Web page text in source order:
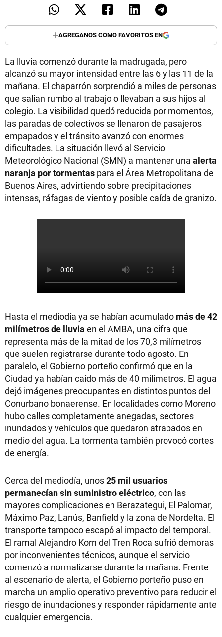
AGREGANOS COMO FAVORITOS EN
La lluvia comenzó durante la madrugada, pero
alcanzó su mayor intensidad entre las 6 y las 11 de la
mañana. El chaparrón sorprendió a miles de personas
que salían rumbo al trabajo o llevaban a sus hijos al
colegio. La visibilidad quedó reducida por momentos,
las paradas de colectivos se llenaron de pasajeros
empapados y el tránsito avanzó con enormes
dificultades. La situación llevó al Servicio
Meteorológico Nacional (SMN) a mantener una alerta
naranja por tormentas para el Área Metropolitana de
Buenos Aires, advirtiendo sobre precipitaciones
intensas, ráfagas de viento y posible caída de granizo.
Hasta el mediodía ya se habían acumulado más de 42
milímetros de lluvia en el AMBA, una cifra que
representa más de la mitad de los 70,3 milímetros
que suelen registrarse durante todo agosto. En
paralelo, el Gobierno porteño confirmó que en la
Ciudad ya habían caído más de 40 milímetros. El agua
dejó imágenes preocupantes en distintos puntos del
Conurbano bonaerense. En localidades como Moreno
hubo calles completamente anegadas, sectores
inundados y vehículos que quedaron atrapados en
medio del agua. La tormenta también provocó cortes
de energía.
Cerca del mediodía, unos25 mil usuarios
permanecían sin suministro eléctrico, con las
mayores complicaciones en Berazategui, El Palomar,
Máximo Paz, Lanús, Banfield y la zona de Nordelta. El
transporte tampoco escapó al impacto del temporal.
El ramal Alejandro Korn del Tren Roca sufrió demoras
por inconvenientes técnicos, aunque el servicio
comenzó a normalizarse durante la mañana. Frente
al escenario de alerta, el Gobierno porteño puso en
marcha un amplio operativo preventivo para reducir el
riesgo de inundaciones y responder rápidamente ante
cualquier emergencia.